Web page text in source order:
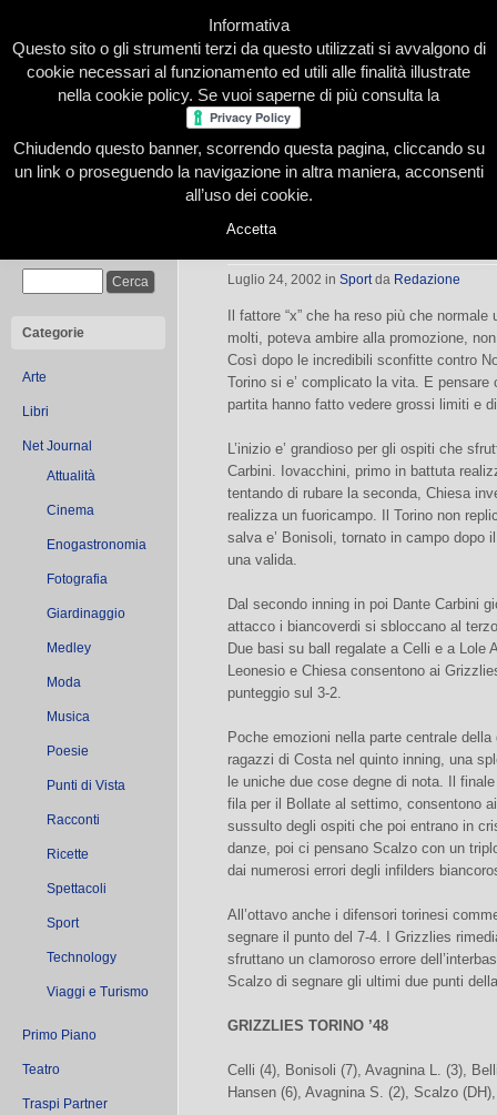
Home Presentazione Redazione Le nostre firme
Categorie
Arte
Libri
Net Journal
Attualità
Cinema
Enogastronomia
Fotografia
Giardinaggio
Medley
Moda
Musica
Poesie
Punti di Vista
Racconti
Ricette
Spettacoli
Sport
Technology
Viaggi e Turismo
Primo Piano
Teatro
Traspi Partner
I Grizzlies in difficoltà
Luglio 24, 2002 in Sportda Redazione
Il fattore “x” che ha reso più che
molti, poteva ambire alla promozione,
Così dopo le incredibili sconfitte contro
Torino si e’ complicato la vita. E
partita hanno fatto vedere grossi limiti e
L’inizio e’ grandioso per gli ospiti che
Carbini. Iovacchini, primo in battuta
tentando di rubare la seconda, Chiesa
realizza un fuoricampo. Il Torino non
salva e’ Bonisoli, tornato in campo dopo
una valida.
Dal secondo inning in poi Dante Carbini
attacco i biancoverdi si sbloccano al
Due basi su ball regalate a Celli e a Lole
Leonesio e Chiesa consentono ai
punteggio sul 3-2.
Poche emozioni nella parte centrale
ragazzi di Costa nel quinto inning, una
le uniche due cose degne di nota. Il
fila per il Bollate al settimo, consentono
sussulto degli ospiti che poi entrano in
danze, poi ci pensano Scalzo con un
dai numerosi errori degli infilders
All’ottavo anche i difensori torinesi
segnare il punto del 7-4. I Grizzlies
sfruttano un clamoroso errore
Scalzo di segnare gli ultimi due punti
GRIZZLIES TORINO ’48
Celli (4), Bonisoli (7), Avagnina L. (3),
Hansen (6), Avagnina S. (2), Scalzo
Informativa
Questo sito o gli strumenti terzi da questo utilizzati si avvalgono di
cookie necessari al funzionamento ed utili alle finalità illustrate
nella cookie policy. Se vuoi saperne di più consulta la
Chiudendo questo banner, scorrendo questa pagina, cliccando su
un link o proseguendo la navigazione in altra maniera, acconsenti
all’uso dei cookie.
Accetta